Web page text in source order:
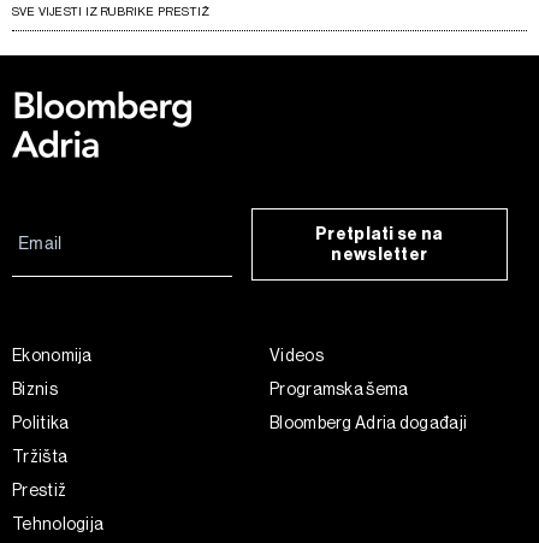
SVE VIJESTI IZ RUBRIKE PRESTIŽ
Pretplati se na
newsletter
Ekonomija
Biznis
Politika
Tržišta
Prestiž
Tehnologija
Videos
Programska šema
Bloomberg Adria događaji